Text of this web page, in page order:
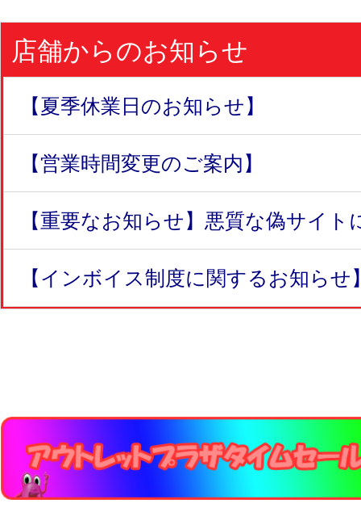
店舗からのお知らせ
【夏季休業日のお知らせ】
【営業時間変更のご案内】
【重要なお知らせ】悪質な偽サイト
【インボイス制度に関するお知らせ